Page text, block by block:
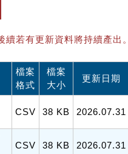
若有更新資料將持續產出。
檔案
格式
檔案
大小
更新日期
CSV 38 KB 2026.07.31
CSV 38 KB 2026.07.31